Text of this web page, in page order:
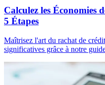
Calculez les Économies
5 Étapes
Maîtrisez l'art du rachat de
significatives grâce à notre